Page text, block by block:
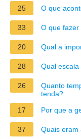
25
O que
33 O que fazer
20 Qual a
28 Qual
26
Quanto
tenda?
17
Por que a
37 Quais eram